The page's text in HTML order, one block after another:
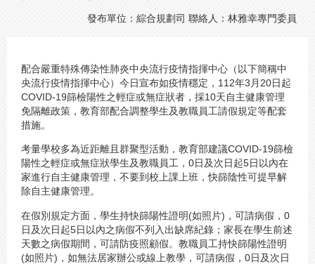
發布單位：綜合規劃司 聯絡人：林雅幸專門委員
配合嚴重特殊傳染性肺炎中央流行疫情指揮中心（以下簡稱中
央流行疫情指揮中心）今日宣布如疫情穩定，112年3月20日起
COVID-19篩檢陽性之輕症或無症狀者，採10天自主健康管理
免隔離政策，教育部配合調整學生及教職員工請假規定等配套
措施。
考量學校多為近距離且群聚型活動，教育部建議COVID-19篩檢
陽性之輕症或無症狀學生及教職員工，0日及次日起5日以內在
家進行自主健康管理，不要到校上課上班，快篩陰性可提早解
除自主健康管理。
在假別規定方面，學生持快篩陽性證明(如照片)，可請病假，0
日及次日起5日以內之病假不列入出缺席紀錄；家長在學生前述
天數之病假期間，可請防疫照顧假。教職員工持快篩陽性證明
(如照片)，如無法居家辦公或線上教學，可請病假，0日及次日